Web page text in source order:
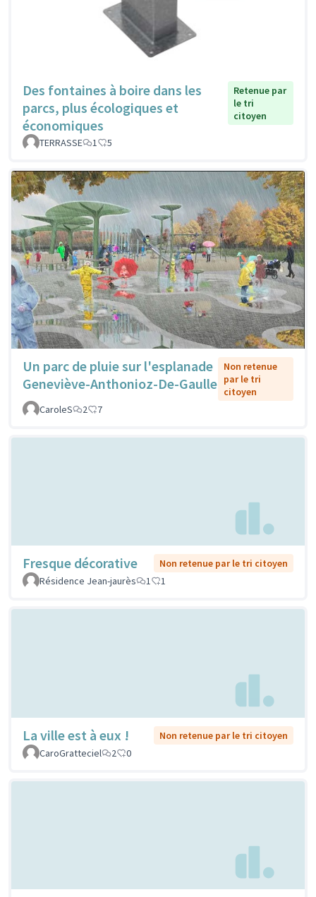
Des fontaines à boire dans les
parcs, plus écologiques et
économiques
Retenue par
le tri
citoyen
TERRASSE 1 5
Un parc de pluie sur l'esplanade
Geneviève-Anthonioz-De-Gaulle
Non retenue
par le tri
citoyen
CaroleS
2 7
Fresque décorative
Non retenue par le tri citoyen
Résidence Jean-jaurès
1 1
La ville est à eux !
Non retenue par le tri citoyen
CaroGratteciel
2 0